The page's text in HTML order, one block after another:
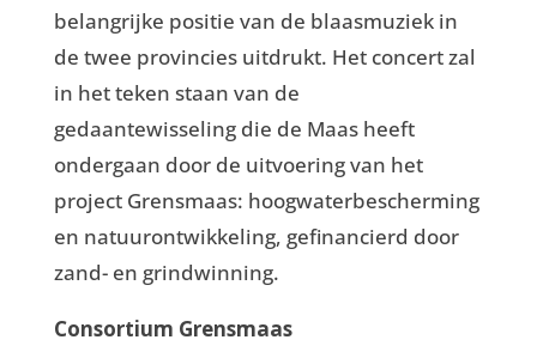
belangrijke positie van de blaasmuziek in
de twee provincies uitdrukt. Het concert zal
in het teken staan van de
gedaantewisseling die de Maas heeft
ondergaan door de uitvoering van het
project Grensmaas: hoogwaterbescherming
en natuurontwikkeling, gefinancierd door
zand- en grindwinning.
Consortium Grensmaas